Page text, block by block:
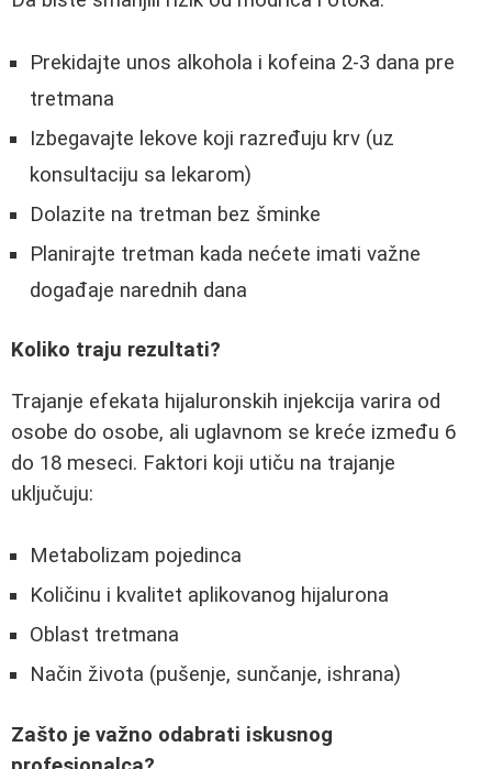
Prekidajte unos alkohola i kofeina 2-3 dana pre
tretmana
Izbegavajte lekove koji razređuju krv (uz
konsultaciju sa lekarom)
Dolazite na tretman bez šminke
Planirajte tretman kada nećete imati važne
događaje narednih dana
Koliko traju rezultati?
Trajanje efekata hijaluronskih injekcija varira od
osobe do osobe, ali uglavnom se kreće između 6
do 18 meseci. Faktori koji utiču na trajanje
uključuju:
Metabolizam pojedinca
Količinu i kvalitet aplikovanog hijalurona
Oblast tretmana
Način života (pušenje, sunčanje, ishrana)
Zašto je važno odabrati iskusnog